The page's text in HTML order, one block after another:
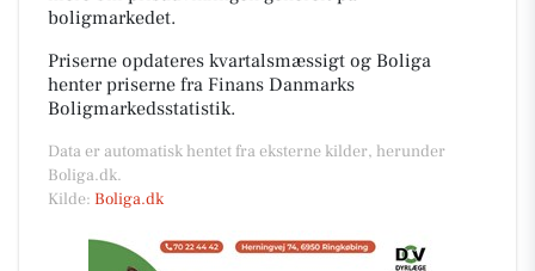
boligmarkedet.
Priserne opdateres kvartalsmæssigt og Boliga
henter priserne fra Finans Danmarks
Boligmarkedsstatistik.
Data er automatisk hentet fra eksterne kilder, herunder
Boliga.dk.
Kilde: Boliga.dk